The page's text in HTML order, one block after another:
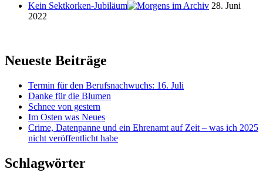
Kein Sektkorken-Jubiläum
28. Juni
2022
Neueste Beiträge
Termin für den Berufsnachwuchs: 16. Juli
Danke für die Blumen
Schnee von gestern
Im Osten was Neues
Crime, Datenpanne und ein Ehrenamt auf Zeit – was ich 2025
nicht veröffentlicht habe
Schlagwörter